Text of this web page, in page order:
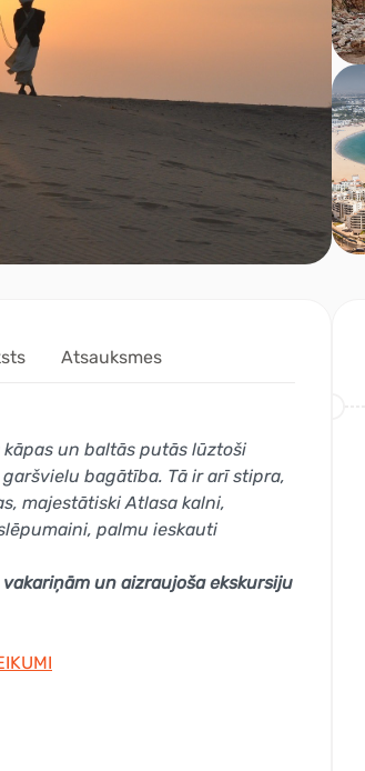
Atsauksmes
kāpas un baltās putās lūztoši
bagātība. Tā ir arī stipra,
majestātiski Atlasa kalni,
palmu ieskauti
un aizraujoša ekskursiju